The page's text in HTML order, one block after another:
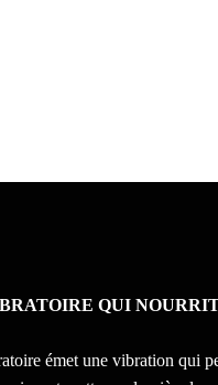
QUI
émet une vibration qui